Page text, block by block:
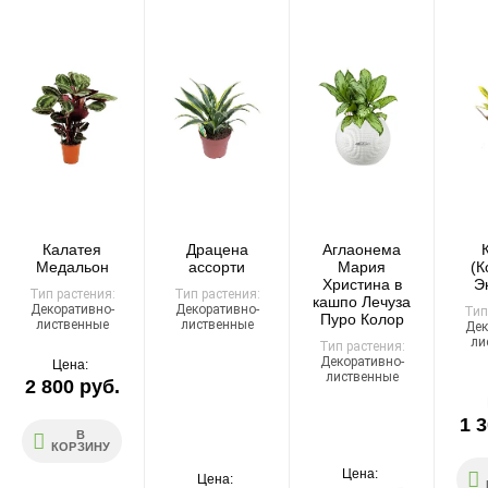
обязательна.
Организация парковки и подъёма на территории
«Москва-Сити» обеспечиваются покупателем.
сохранность растений.
Доставка по России
По тарифам транспортных компаний + доставка по Москве
Калатея
Медальон
Тип растения:
Декоративно-
лиственные
Цена:
2 800 руб.
В
КОРЗИНУ
Драцена
ассорти
Тип растения:
Декоративно-
лиственные
Цена:
Аглаонема
Мария
Христина в
кашпо Лечуза
Пуро Колор
Тип растения:
Декоративно-
лиственные
Цена:
1